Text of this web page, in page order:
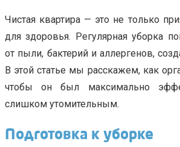
Чистая квартира — это не только
для здоровья. Регулярная уборка
от пыли, бактерий и аллергенов,
В этой статье мы расскажем, как
чтобы он был максимально
слишком утомительным.
Подготовка к уборке